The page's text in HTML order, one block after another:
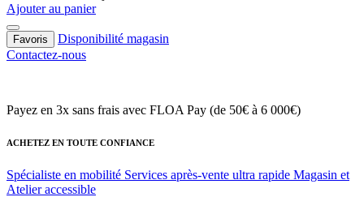
Ajouter au panier
Favoris
Disponibilité magasin
Contactez-nous
Payez en 3x sans frais avec FLOA Pay (de 50€ à 6 000€)
ACHETEZ EN TOUTE CONFIANCE
Spécialiste en mobilité Services après-vente ultra rapide Magasin et
Atelier accessible